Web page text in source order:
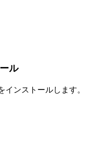
ル
インストールします。